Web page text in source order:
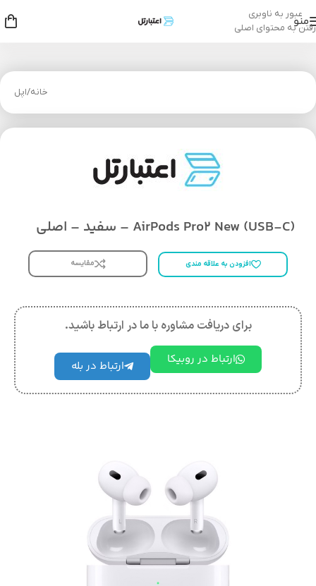
عبور به ناوبری
رفتن به محتوای اصلی
منو
خانه/اپل
AirPods Pro2 New (USB-C) – سفید – اصلی
افزودن به علاقه مندی مقایسه
برای دریافت مشاوره با ما در ارتباط باشید.
ارتباط در روبیکا ارتباط در بله